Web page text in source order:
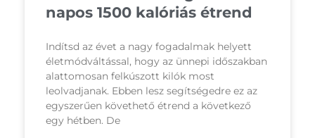
napos 1500 kalóriás étrend
Indítsd az évet a nagy fogadalmak helyett
életmódváltással, hogy az ünnepi időszakban
alattomosan felkúszott kilók most
leolvadjanak. Ebben lesz segítségedre ez az
egyszerűen követhető étrend a következő
egy hétben. De